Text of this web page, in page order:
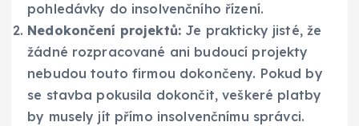
pohledávky do insolvenčního řízení.
Nedokončení projektů: Je prakticky jisté, že
žádné rozpracované ani budoucí projekty
nebudou touto firmou dokončeny. Pokud by
se stavba pokusila dokončit, veškeré platby
by musely jít přímo insolvenčnímu správci.